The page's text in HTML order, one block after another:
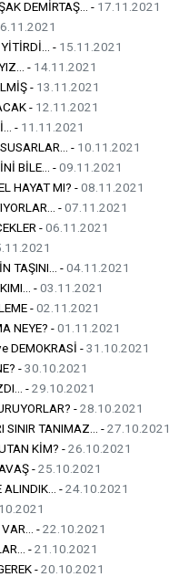
DEMİRTAŞ... - 17.11.2021
- 15.11.2021
- 14.11.2021
- 13.11.2021
- 12.11.2021
- 11.11.2021
- 10.11.2021
BİLE... -09.11.2021
HAYAT MI? -08.11.2021
-07.11.2021
-06.11.2021
TAŞINI... -04.11.2021
-03.11.2021
-02.11.2021
NEYE? -01.11.2021
DEMOKRASİ -31.10.2021
-30.10.2021
-29.10.2021
-28.10.2021
SINIR TANIMAZ... -27.10.2021
KİM? -26.10.2021
-25.10.2021
ALINDIK... -24.10.2021
-22.10.2021
-21.10.2021
-20.10.2021